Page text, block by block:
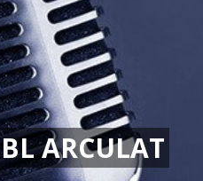
ARCULAT